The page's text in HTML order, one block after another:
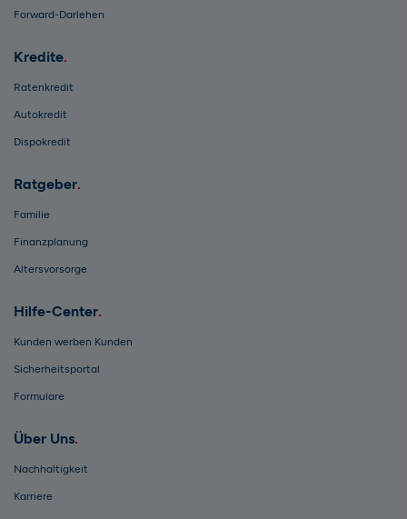
Forward-Darlehen
Kredite
Ratenkredit
Autokredit
Dispokredit
Ratgeber
Familie
Finanzplanung
Altersvorsorge
Hilfe-Center
Kunden werben Kunden
Sicherheitsportal
Formulare
Über Uns
Nachhaltigkeit
Karriere